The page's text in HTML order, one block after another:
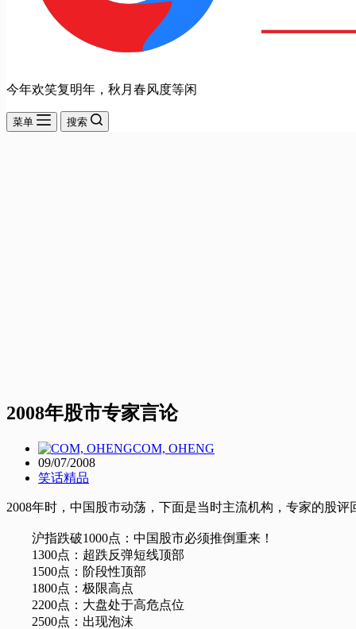
今年欢笑复明年，秋月春风度等闲
菜单 搜索
2008年股市专家言论
COM, OHENG
09/07/2008
笑话精品
2008年时，中国股市动荡，下面是当时主流机构，专家的股评
沪指跌破1000点：中国股市必须推倒重来！
1300点：超跌反弹短线顶部
1500点：阶段性顶部
1800点：极限高点
2200点：大盘处于高危点位
2500点：出现泡沫